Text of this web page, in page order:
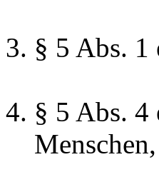
§ 5 Abs.
§ 5 Abs. 4